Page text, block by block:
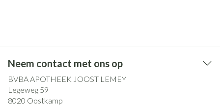
Neem contact met ons op
BVBA APOTHEEK JOOST LEMEY
Legeweg 59
8020 Oostkamp